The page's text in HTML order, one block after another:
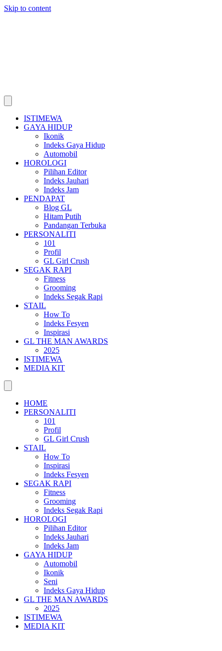
Skip to content
ISTIMEWA
GAYA HIDUP
Ikonik
Indeks Gaya Hidup
Automobil
HOROLOGI
Pilihan Editor
Indeks Jauhari
Indeks Jam
PENDAPAT
Blog GL
Hitam Putih
Pandangan Terbuka
PERSONALITI
101
Profil
GL Girl Crush
SEGAK RAPI
Fitness
Grooming
Indeks Segak Rapi
STAIL
How To
Indeks Fesyen
Inspirasi
GL THE MAN AWARDS
2025
ISTIMEWA
MEDIA KIT
HOME
PERSONALITI
101
Profil
GL Girl Crush
STAIL
How To
Inspirasi
Indeks Fesyen
SEGAK RAPI
Fitness
Grooming
Indeks Segak Rapi
HOROLOGI
Pilihan Editor
Indeks Jauhari
Indeks Jam
GAYA HIDUP
Automobil
Ikonik
Seni
Indeks Gaya Hidup
GL THE MAN AWARDS
2025
ISTIMEWA
MEDIA KIT